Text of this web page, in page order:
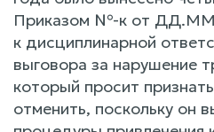
Приказом №-к от
к дисциплинарной
выговора за нарушение
который просит
отменить, поскольку он